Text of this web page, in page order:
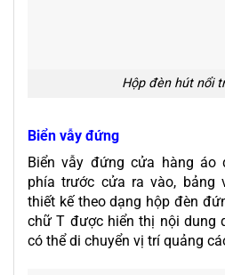
Hộp đèn hút nổi
Biển vẫy đứng
Biển vẫy đứng cửa hàng
phía trước cửa ra vào, bảng
thiết kế theo dạng hộp đèn
chữ T được hiển thị nội dung
có thể di chuyển vị trí quảng